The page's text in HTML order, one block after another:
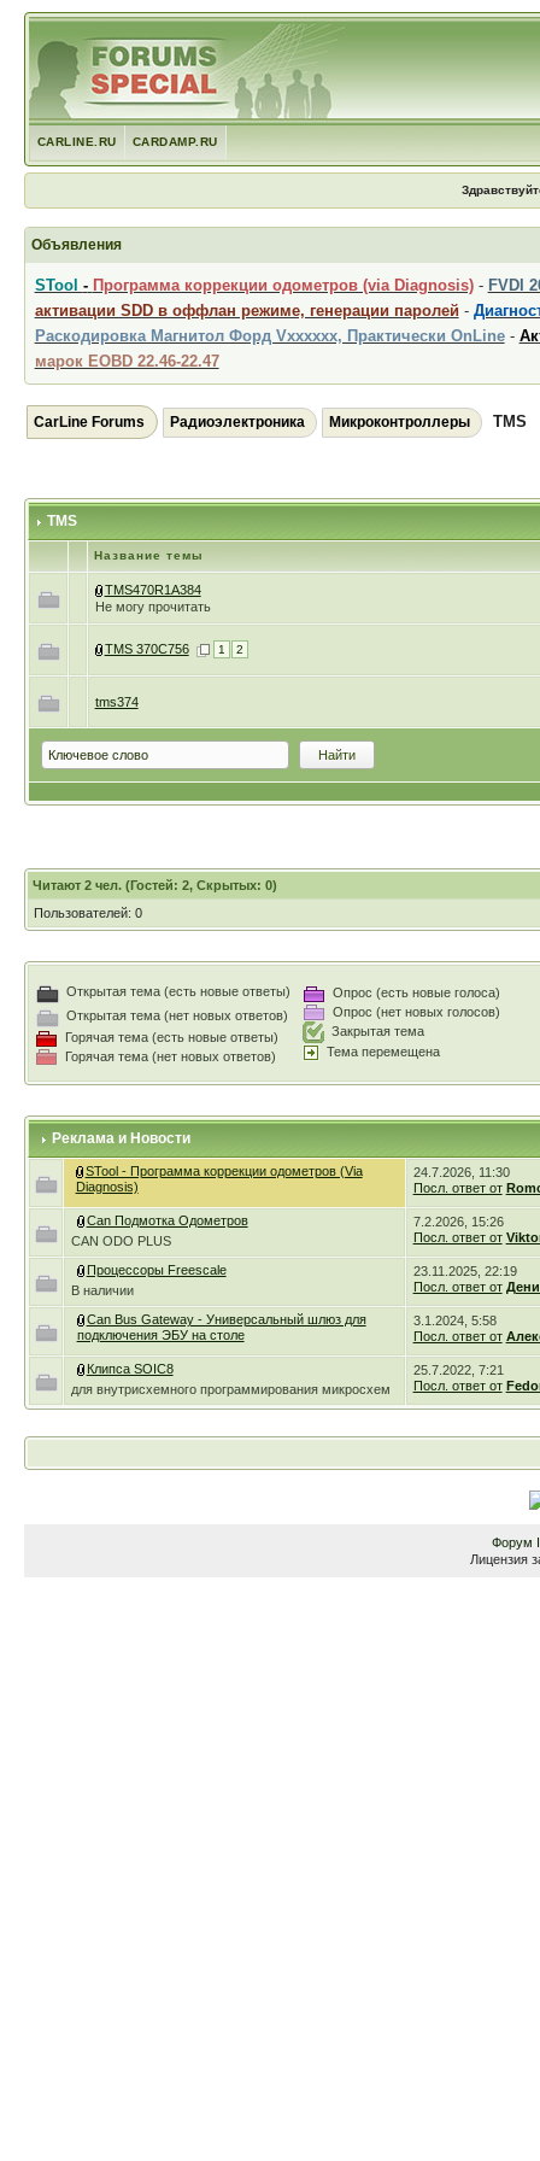
CARLINE.RU CARDAMP.RU
Объявления
STool - Программа коррекции одометров (via Diagnosis)- FVDI
активации SDD в оффлан режиме, генерации паролей -
Раскодировка Магнитол Форд Vxxxxxx, Практически OnLine-
марок EOBD 22.46-22.47
CarLine Forums Радиоэлектроника Микроконтроллеры TMS
TMS
Название темы
TMS470R1A384
Не могу прочитать
TMS 370C756 1 2
tms374
Читают 2 чел. (Гостей: 2, Скрытых: 0)
Пользователей: 0
Открытая тема (есть новые ответы)
Открытая тема (нет новых ответов)
Горячая тема (есть новые ответы)
Горячая тема (нет новых ответов)
Опрос (есть новые голоса)
Опрос (нет новых голосов)
Закрытая тема
Тема перемещена
Реклама и Новости
STool - Программа коррекции одометров (Via
Diagnosis)
24.7.2026, 11:30
Посл. ответ от
Can Подмотка Одометров
CAN ODO PLUS
7.2.2026, 15:26
Посл. ответ от
Процессоры Freescale
В наличии
23.11.2025, 22:19
Посл. ответ от
Can Bus Gateway - Универсальный шлюз для
подключения ЭБУ на столе
3.1.2024, 5:58
Посл. ответ от
Клипса SOIC8
для внутрисхемного программирования микросхем
25.7.2022, 7:21
Посл. ответ от
Форум
Лицензия